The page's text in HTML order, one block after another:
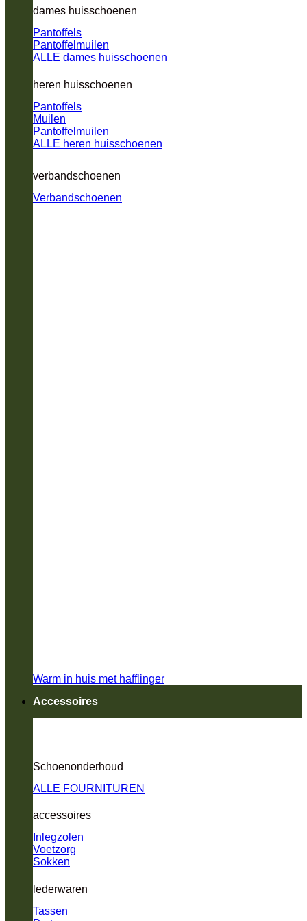
dames huisschoenen
Pantoffels
Pantoffelmuilen
ALLE dames huisschoenen
heren huisschoenen
Pantoffels
Muilen
Pantoffelmuilen
ALLE heren huisschoenen
verbandschoenen
Verbandschoenen
Warm in huis met hafflinger
Accessoires
Schoenonderhoud
ALLE FOURNITUREN
accessoires
Inlegzolen
Voetzorg
Sokken
lederwaren
Tassen